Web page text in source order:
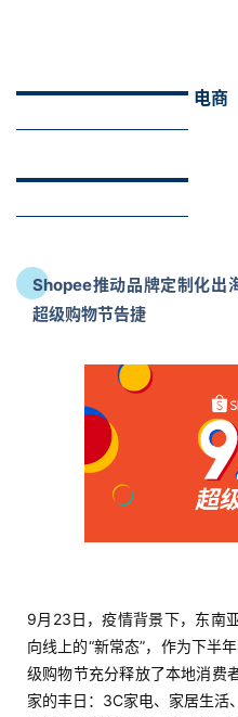
电商
Shopee推动品牌定制化出
超级购物节告捷
9月23日，疫情背景下，东南
向线上的“新常态”，作为下半
级购物节充分释放了本地消费
家的丰日：3C家电、家居生活